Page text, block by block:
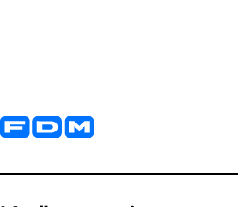
Yderligere information og